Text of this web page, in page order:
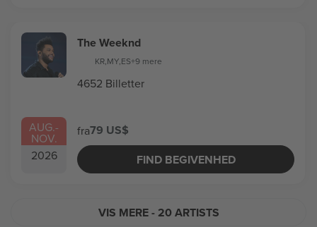
AUG.-
NOV.
2026
The Weeknd
KR,MY,ES+9 mere
4652 Billetter
fra79 US$
FIND BEGIVENHED
VIS MERE- 20 ARTISTS